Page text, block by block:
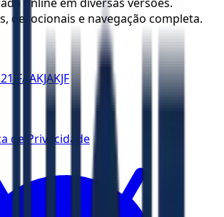
devocionais e navegação completa.
JFAAKJAKJF
de Privacidade